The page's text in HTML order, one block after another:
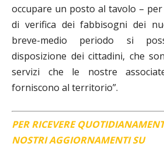
occupare un posto al tavolo –
di verifica dei fabbisogni dei
breve-medio periodo si
disposizione dei cittadini, che
servizi che le nostre
forniscono al territorio”.
PER RICEVERE
NOSTRI AGGIORNAMENTI SU